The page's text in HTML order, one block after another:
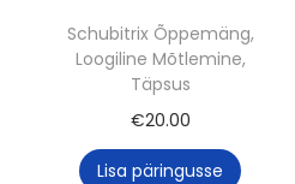
Schubitrix Õppemäng,
Loogiline Mõtlemine,
Täpsus
€20.00
Lisa päringusse